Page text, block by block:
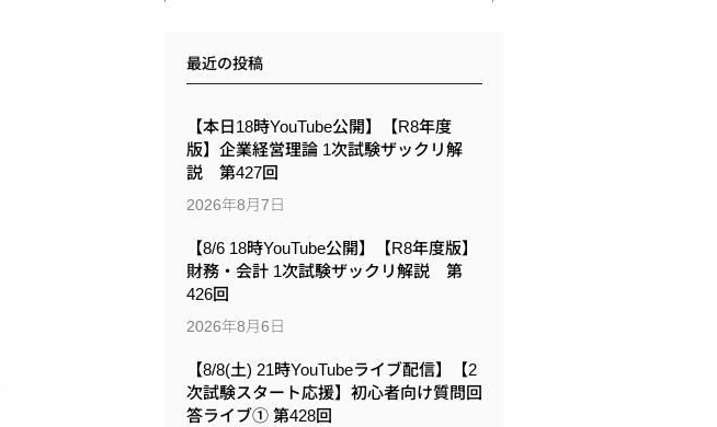
最近の投稿
【本日18時YouTube公開】【R8年度
版】企業経営理論 1次試験ザックリ解
説 第427回
2026年8月7日
【8/6 18時YouTube公開】【R8年度版】
財務・会計 1次試験ザックリ解説 第
426回
2026年8月6日
【8/8(土) 21時YouTubeライブ配信】【2
次試験スタート応援】初心者向け質問回
答ライブ① 第428回